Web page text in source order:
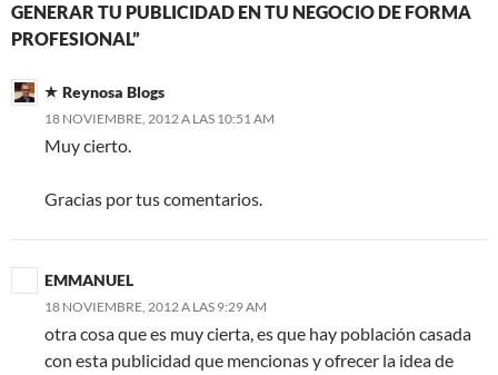
GENERAR TU PUBLICIDAD EN TU NEGOCIO DE FORMA
PROFESIONAL”
Reynosa Blogs
18 NOVIEMBRE, 2012 A LAS 10:51 AM
Muy cierto.
Gracias por tus comentarios.
EMMANUEL
18 NOVIEMBRE, 2012 A LAS 9:29 AM
otra cosa que es muy cierta, es que hay población casada
con esta publicidad que mencionas y ofrecer la idea de